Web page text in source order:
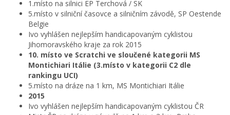
1.místo na silnici EP Terchová / SK
5.místo v silniční časovce a silničním závodě, SP Oestende
Belgie
Ivo vyhlášen nejlepším handicapovaným cyklistou
Jihomoravského kraje za rok 2015
10. místo ve Scratchi ve sloučené kategorii MS
Montichiari Itálie (3.místo v kategorii C2 dle
rankingu UCI)
5.místo na dráze na 1 km, MS Montichiari Itálie
2015
Ivo vyhlášen nejlepším handicapovaným cyklistou ČR